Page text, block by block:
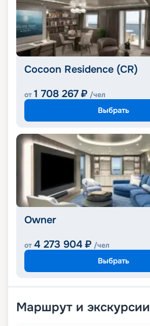
Cocoon Residence (CR)
от 1 708 267 ₽ /чел
Выбрать
Owner
от 4 273 904 ₽ /чел
Выбрать
Маршрут и экскурсии